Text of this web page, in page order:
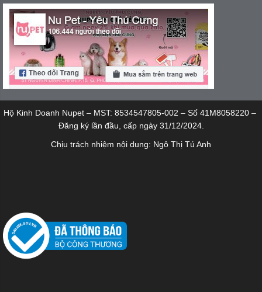
Hộ Kinh Doanh Nupet – MST: 8534547805-002 – Số 41M8058220 –
Đăng ký lần đầu, cấp ngày 31/12/2024.
Chịu trách nhiệm nội dung: Ngô Thị Tú Anh